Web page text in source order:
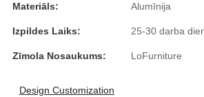
Materiāls: Alumīnija
Izpildes Laiks: 25-30 darba
Zīmola Nosaukums: LoFurniture
Design Customization